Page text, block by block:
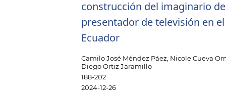
construcción del imaginario de
presentador de televisión en el
Ecuador
Camilo José Méndez Páez, Nicole Cueva
Diego Ortiz Jaramillo
188-202
2024-12-26